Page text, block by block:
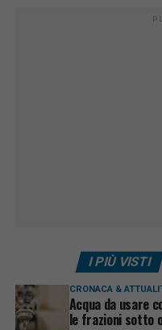
I PIÙ VISTI
CRONACA &
Acqua da usare
le frazioni sotto